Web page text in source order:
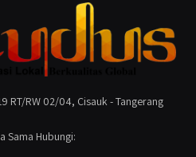
RT/RW 02/04, Cisauk - Tangerang
Sama Hubungi: